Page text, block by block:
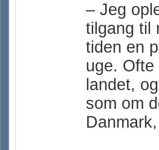
– Jeg
tilgang til
tiden en
uge.
landet,
som om